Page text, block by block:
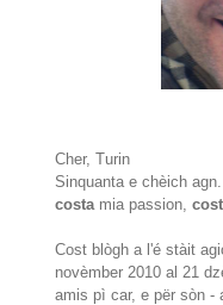
Cher, Turin
Sinquanta e chèich
costa mia passion,cost
Cost blògh a l'é stàit
novèmber 2010 al 21
amis pì car, e për sòn -